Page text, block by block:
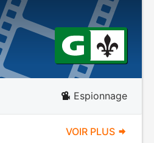
Espionnage
VOIR PLUS